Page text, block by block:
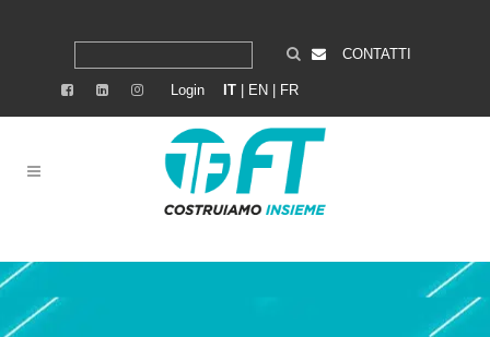
CONTATTI
Login IT EN FR